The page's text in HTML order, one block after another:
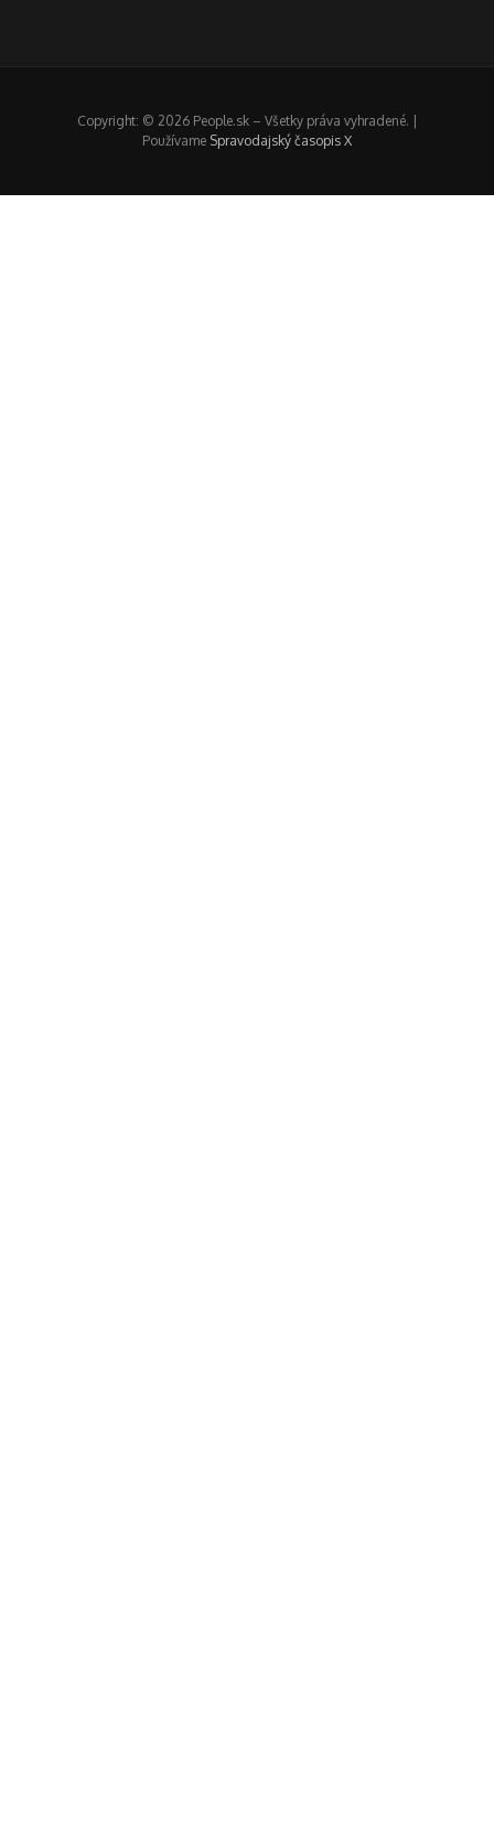
Copyright: © 2026 People.sk – Všetky práva vyhradené. |
Používame Spravodajský časopis X